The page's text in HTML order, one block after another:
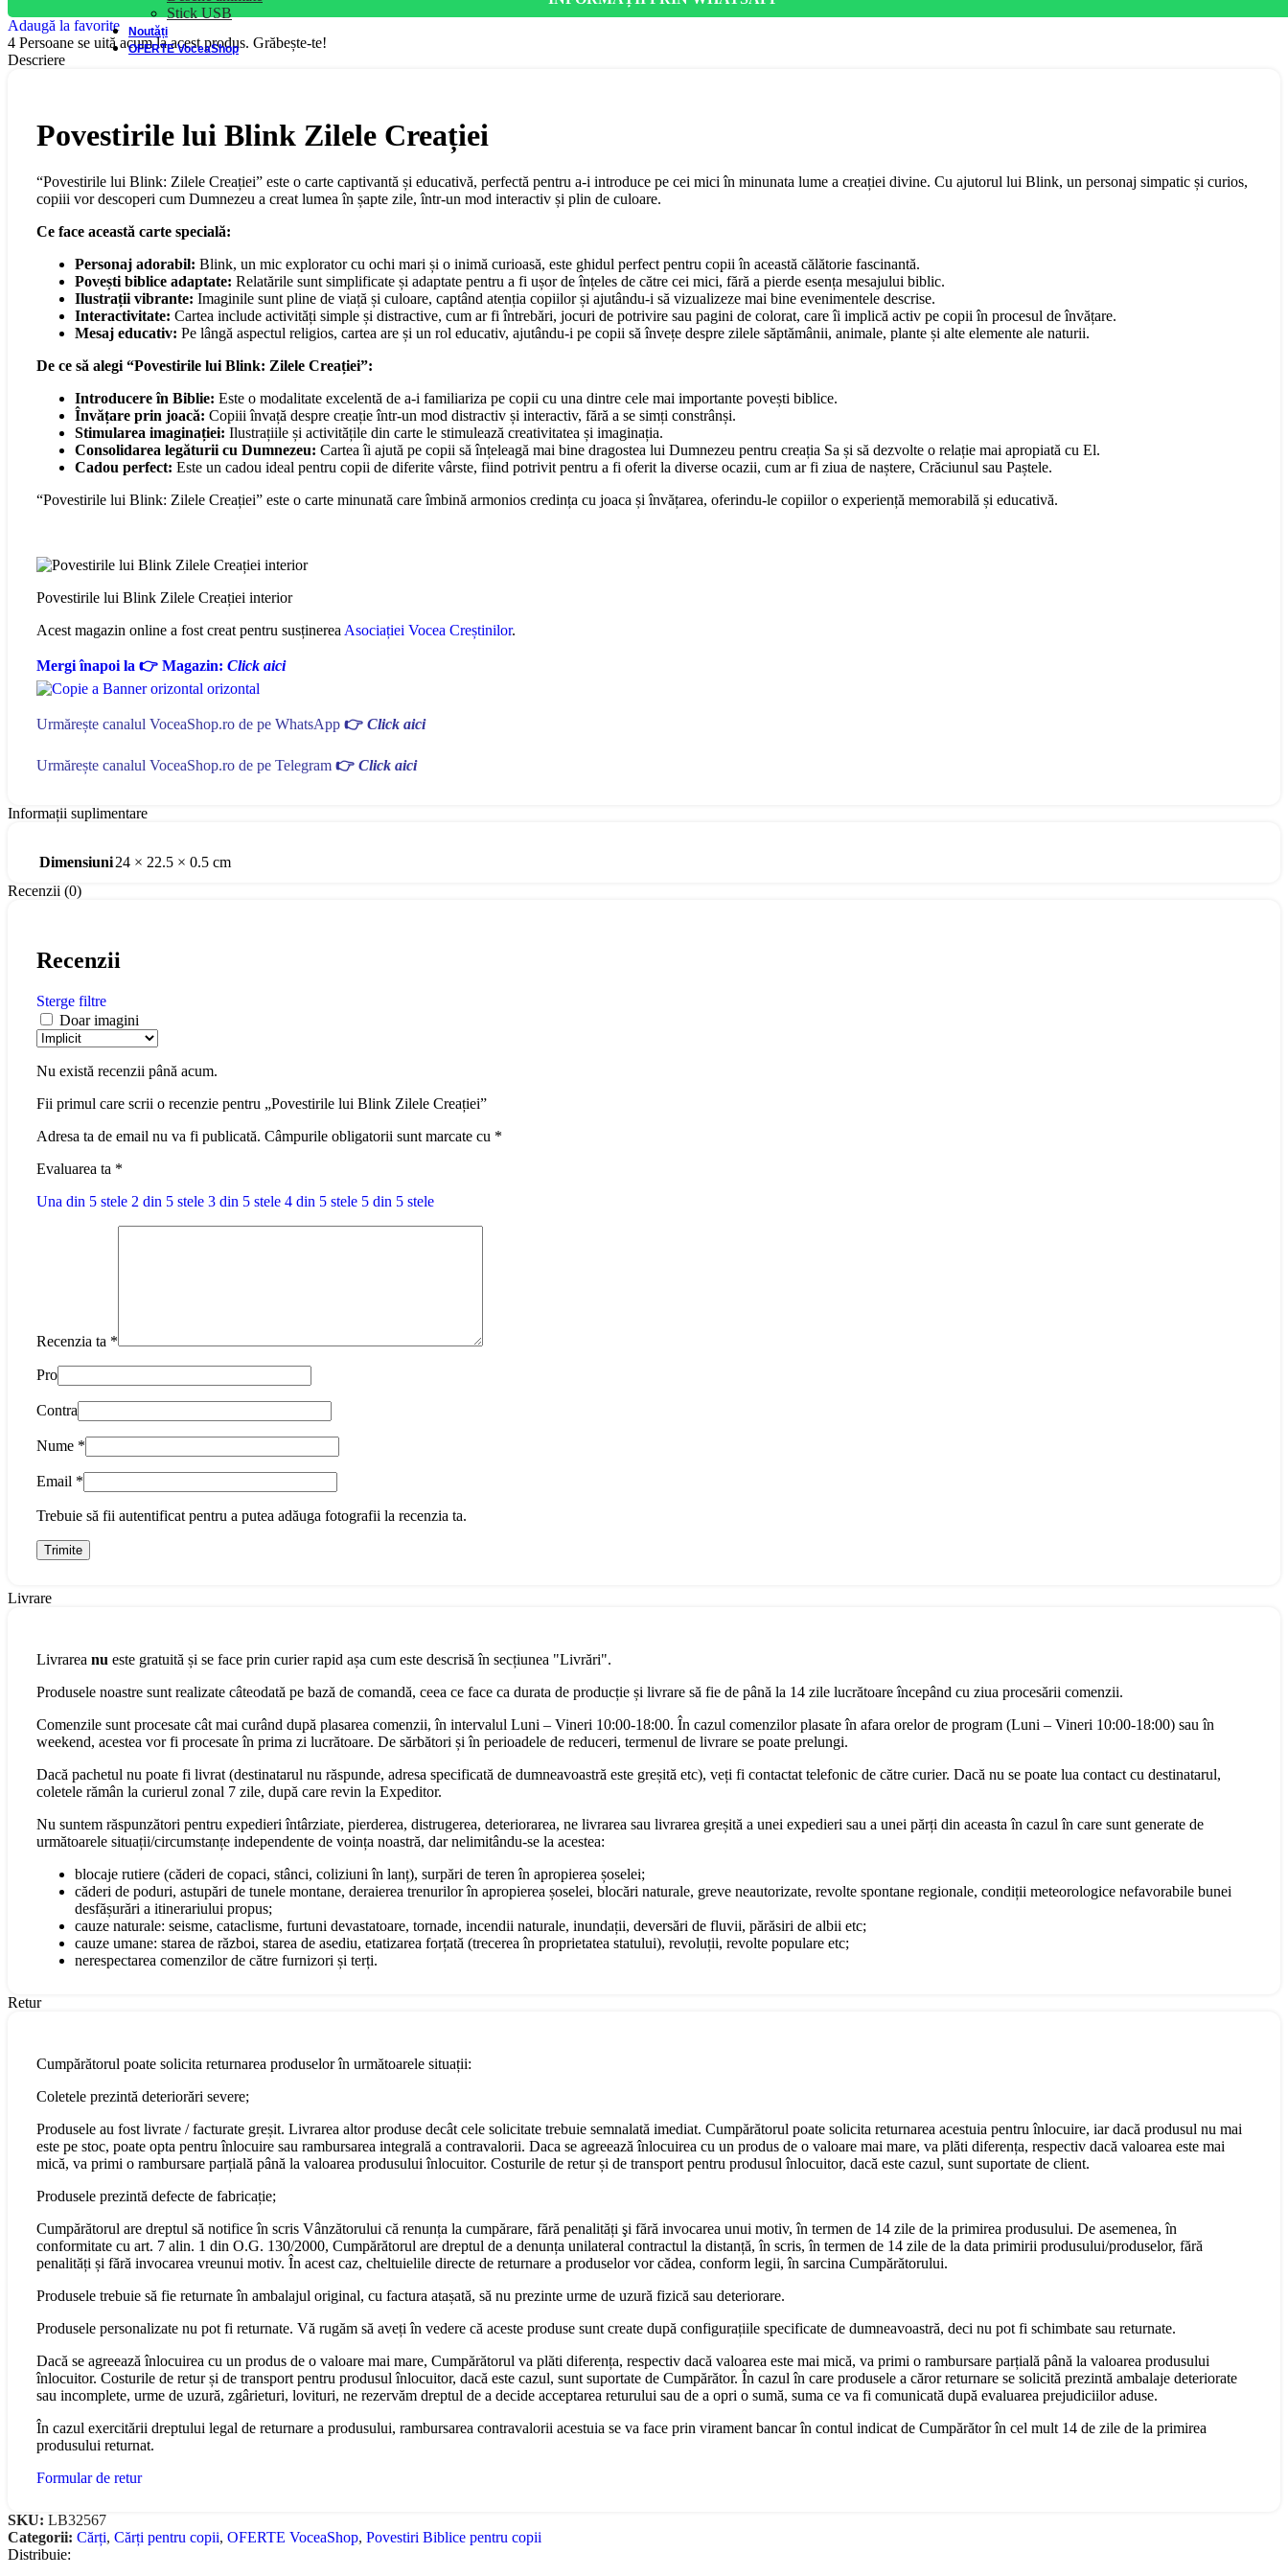
Stick USB
Noutăți
OFERTE VoceaShop
Adaugă la favorite
4 Persoane se uită acum la acest produs. Grăbește-te!
Descriere
Povestirile lui Blink Zilele Creației
“Povestirile lui Blink: Zilele Creației” este o carte captivantă și educativă, perfectă pentru a-i introduce pe cei mici în minunata lume a creației divine. Cu ajutorul lui Blink, un personaj simpatic și curios,
copiii vor descoperi cum Dumnezeu a creat lumea în șapte zile, într-un mod interactiv și plin de culoare.
Ce face această carte specială:
Personaj adorabil: Blink, un mic explorator cu ochi mari și o inimă curioasă, este ghidul perfect pentru copii în această călătorie fascinantă.
Povești biblice adaptate: Relatările sunt simplificate și adaptate pentru a fi ușor de înțeles de către cei mici, fără a pierde esența mesajului biblic.
Ilustrații vibrante: Imaginile sunt pline de viață și culoare, captând atenția copiilor și ajutându-i să vizualizeze mai bine evenimentele descrise.
Interactivitate: Cartea include activități simple și distractive, cum ar fi întrebări, jocuri de potrivire sau pagini de colorat, care îi implică activ pe copii în procesul de învățare.
Mesaj educativ: Pe lângă aspectul religios, cartea are și un rol educativ, ajutându-i pe copii să învețe despre zilele săptămânii, animale, plante și alte elemente ale naturii.
De ce să alegi “Povestirile lui Blink: Zilele Creației”:
Introducere în Biblie: Este o modalitate excelentă de a-i familiariza pe copii cu una dintre cele mai importante povești biblice.
Învățare prin joacă: Copiii învață despre creație într-un mod distractiv și interactiv, fără a se simți constrânși.
Stimularea imaginației: Ilustrațiile și activitățile din carte le stimulează creativitatea și imaginația.
Consolidarea legăturii cu Dumnezeu: Cartea îi ajută pe copii să înțeleagă mai bine dragostea lui Dumnezeu pentru creația Sa și să dezvolte o relație mai apropiată cu El.
Cadou perfect: Este un cadou ideal pentru copii de diferite vârste, fiind potrivit pentru a fi oferit la diverse ocazii, cum ar fi ziua de naștere, Crăciunul sau Paștele.
“Povestirile lui Blink: Zilele Creației” este o carte minunată care îmbină armonios credința cu joaca și învățarea, oferindu-le copiilor o experiență memorabilă și educativă.
Povestirile lui Blink Zilele Creației interior
Acest magazin online a fost creat pentru susținereaAsociației Vocea Creștinilor.
Mergi înapoi la 👉 Magazin: Click aici
Urmărește canalul VoceaShop.ro de pe WhatsApp 👉 Click aici
Urmărește canalul VoceaShop.ro de pe Telegram 👉 Click aici
Informații suplimentare
Dimensiuni24 × 22.5 × 0.5 cm
Recenzii (0)
Recenzii
Sterge filtre
Doar imagini
Nu există recenzii până acum.
Fii primul care scrii o recenzie pentru „Povestirile lui Blink Zilele Creației”
Adresa ta de email nu va fi publicată. Câmpurile obligatorii sunt marcate cu *
Evaluarea ta *
Una din 5 stele 2 din 5 stele 3 din 5 stele 4 din 5 stele 5 din 5 stele
Recenzia ta *
Pro
Contra
Nume *
Email *
Trebuie să fii autentificat pentru a putea adăuga fotografii la recenzia ta.
Livrare
Livrarea nu este gratuită și se face prin curier rapid așa cum este descrisă în secțiunea "Livrări".
Produsele noastre sunt realizate câteodată pe bază de comandă, ceea ce face ca durata de producție și livrare să fie de până la 14 zile lucrătoare începând cu ziua procesării comenzii.
Comenzile sunt procesate cât mai curând după plasarea comenzii, în intervalul Luni – Vineri 10:00-18:00. În cazul comenzilor plasate în afara orelor de program (Luni – Vineri 10:00-18:00) sau în
weekend, acestea vor fi procesate în prima zi lucrătoare. De sărbători și în perioadele de reduceri, termenul de livrare se poate prelungi.
Dacă pachetul nu poate fi livrat (destinatarul nu răspunde, adresa specificată de dumneavoastră este greșită etc), veți fi contactat telefonic de către curier. Dacă nu se poate lua contact cu destinatarul,
coletele rămân la curierul zonal 7 zile, după care revin la Expeditor.
Nu suntem răspunzători pentru expedieri întârziate, pierderea, distrugerea, deteriorarea, ne livrarea sau livrarea greșită a unei expedieri sau a unei părți din aceasta în cazul în care sunt generate de
următoarele situații/circumstanțe independente de voința noastră, dar nelimitându-se la acestea:
blocaje rutiere (căderi de copaci, stânci, coliziuni în lanț), surpări de teren în apropierea șoselei;
căderi de poduri, astupări de tunele montane, deraierea trenurilor în apropierea șoselei, blocări naturale, greve neautorizate, revolte spontane regionale, condiții meteorologice nefavorabile bunei
desfășurări a itinerariului propus;
cauze naturale: seisme, cataclisme, furtuni devastatoare, tornade, incendii naturale, inundații, deversări de fluvii, părăsiri de albii etc;
cauze umane: starea de război, starea de asediu, etatizarea forțată (trecerea în proprietatea statului), revoluții, revolte populare etc;
nerespectarea comenzilor de către furnizori și terți.
Retur
Cumpărătorul poate solicita returnarea produselor în următoarele situații:
Coletele prezintă deteriorări severe;
Produsele au fost livrate / facturate greșit. Livrarea altor produse decât cele solicitate trebuie semnalată imediat. Cumpărătorul poate solicita returnarea acestuia pentru înlocuire, iar dacă produsul nu mai
este pe stoc, poate opta pentru înlocuire sau rambursarea integrală a contravalorii. Daca se agreează înlocuirea cu un produs de o valoare mai mare, va plăti diferența, respectiv dacă valoarea este mai
mică, va primi o rambursare parțială până la valoarea produsului înlocuitor. Costurile de retur și de transport pentru produsul înlocuitor, dacă este cazul, sunt suportate de client.
Produsele prezintă defecte de fabricație;
Cumpărătorul are dreptul să notifice în scris Vânzătorului că renunța la cumpărare, fără penalități şi fără invocarea unui motiv, în termen de 14 zile de la primirea produsului. De asemenea, în
conformitate cu art. 7 alin. 1 din O.G. 130/2000, Cumpărătorul are dreptul de a denunța unilateral contractul la distanță, în scris, în termen de 14 zile de la data primirii produsului/produselor, fără
penalități și fără invocarea vreunui motiv. În acest caz, cheltuielile directe de returnare a produselor vor cădea, conform legii, în sarcina Cumpărătorului.
Produsele trebuie să fie returnate în ambalajul original, cu factura atașată, să nu prezinte urme de uzură fizică sau deteriorare.
Produsele personalizate nu pot fi returnate. Vă rugăm să aveți în vedere că aceste produse sunt create după configurațiile specificate de dumneavoastră, deci nu pot fi schimbate sau returnate.
Dacă se agreează înlocuirea cu un produs de o valoare mai mare, Cumpărătorul va plăti diferența, respectiv dacă valoarea este mai mică, va primi o rambursare parțială până la valoarea produsului
înlocuitor. Costurile de retur și de transport pentru produsul înlocuitor, dacă este cazul, sunt suportate de Cumpărător. În cazul în care produsele a căror returnare se solicită prezintă ambalaje deteriorate
sau incomplete, urme de uzură, zgârieturi, lovituri, ne rezervăm dreptul de a decide acceptarea returului sau de a opri o sumă, suma ce va fi comunicată după evaluarea prejudiciilor aduse.
În cazul exercitării dreptului legal de returnare a produsului, rambursarea contravalorii acestuia se va face prin virament bancar în contul indicat de Cumpărător în cel mult 14 de zile de la primirea
produsului returnat.
Formular de retur
SKU: LB32567
Categorii: Cărți, Cărți pentru copii, OFERTE VoceaShop, Povestiri Biblice pentru copii
Distribuie: